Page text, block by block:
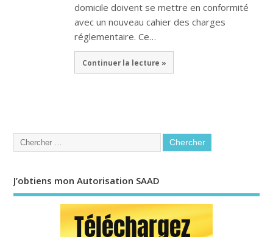
domicile doivent se mettre en conformité
avec un nouveau cahier des charges
réglementaire. Ce…
Continuer la lecture »
J’obtiens mon Autorisation SAAD